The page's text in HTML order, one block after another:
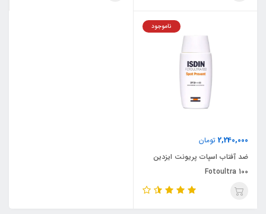
2,240,000 تومان
ناموجود
ضد آفتاب اسپات پریونت ایزدین
Fotoultra 100